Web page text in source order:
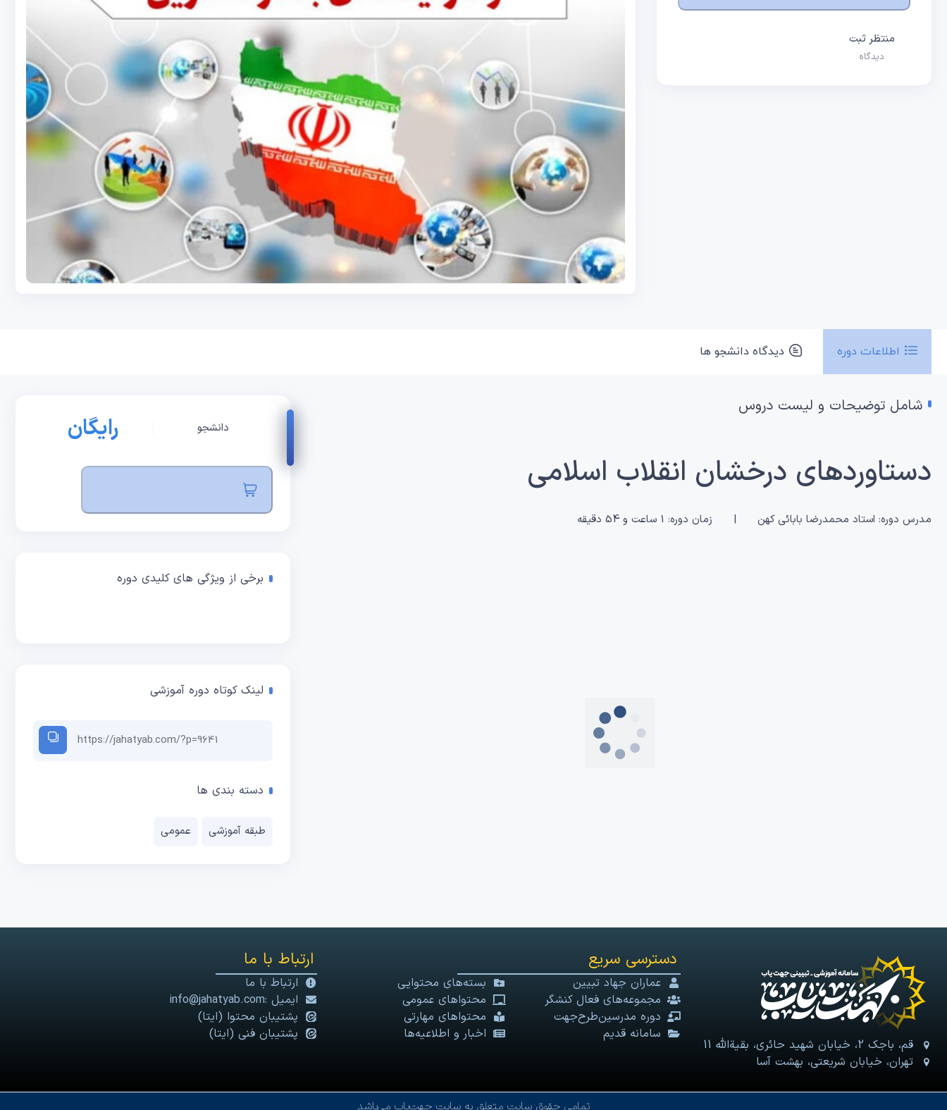
منتظر ثبت
دیدگاه
اطلاعات دوره دیدگاه دانشجو ها
شامل توضیحات و لیست دروس
دستاوردهای درخشان انقلاب اسلامی
مدرس دوره: استاد محمدرضا بابائی کهن | زمان دوره: 1 ساعت و 54 دقیقه
دانشجو رایگان
برخی از ویژگی های کلیدی دوره
لینک کوتاه دوره آموزشی
دسته بندی ها
طبقه آموزشی عمومی
قم، باجک 2، خیابان شهید حائری، بقیةالله 11
تهران، خیابان شریعتی، بهشت آسا
دسترسی سریع
عماران جهاد تبیین
مجموعه‌های فعال کنشگر
دوره مدرسین‌طرح‌جهت
سامانه قدیم
بسته‌های محتوایی
محتواهای عمومی
محتواهای مهارتی
اخبار و اطلاعیه‌ها
ارتباط با ما
ارتباط با ما
ایمیل :info@jahatyab.com
پشتیبان محتوا (ایتا)
پشتیبان فنی (ایتا)